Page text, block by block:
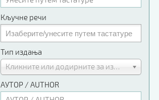
Кључне речи
Тип издања
Кликните или додирните за избор
АУТОР / AUTHOR